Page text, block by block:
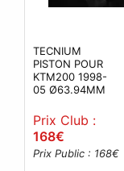
TECNIUM
PISTON POUR
KTM200 1998-
05 Ø63.94MM
Prix Club :
168€
Prix Public : 168€